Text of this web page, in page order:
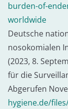
burden-of-
worldwide
Deutsche
nosokomialen
(2023, 8.
für die
Abgerufen
hygiene.de/